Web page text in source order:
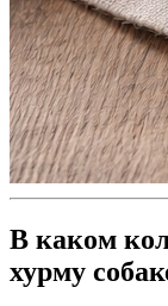
В каком
хурму